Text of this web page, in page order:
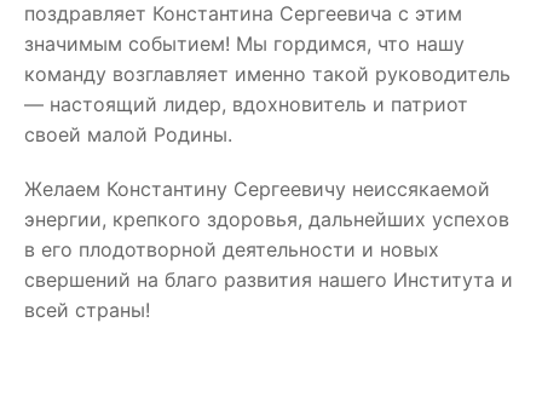
поздравляет Константина Сергеевича с этим
значимым событием! Мы гордимся, что нашу
команду возглавляет именно такой руководитель
— настоящий лидер, вдохновитель и патриот
своей малой Родины.
Желаем Константину Сергеевичу неиссякаемой
энергии, крепкого здоровья, дальнейших успехов
в его плодотворной деятельности и новых
свершений на благо развития нашего Института и
всей страны!